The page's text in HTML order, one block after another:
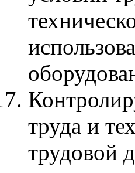
труда и
трудовой